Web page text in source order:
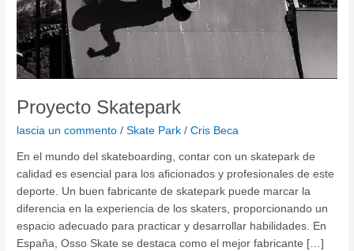
Proyecto Skatepark
lascia un commento /Skate Park /Cris Beca
En el mundo del skateboarding, contar con un skatepark de
calidad es esencial para los aficionados y profesionales de este
deporte. Un buen fabricante de skatepark puede marcar la
diferencia en la experiencia de los skaters, proporcionando un
espacio adecuado para practicar y desarrollar habilidades. En
España, Osso Skate se destaca como el mejor fabricante […]